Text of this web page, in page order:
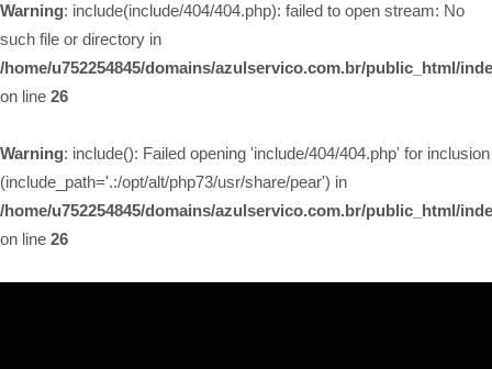
Warning: include(include/404/404.php): failed to open stream: No
such file or directory in
/home/u752254845/domains/azulservico.com.br/public_html/
on line 26
Warning: include(): Failed opening 'include/404/404.php' for inclusion
(include_path='.:/opt/alt/php73/usr/share/pear') in
/home/u752254845/domains/azulservico.com.br/public_html/
on line 26